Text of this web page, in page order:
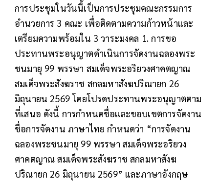
การประชุมในวันนี้เป็นการประชุมคณะกรรมการ
อำนวยการ 3 คณะ เพื่อติดตามความก้าวหน้าและ
เตรียมความพร้อมใน 3 วาระมงคล 1. การขอ
ประทานพระอนุญาตดำเนินการจัดงานฉลองพระ
ชนมายุ 99 พรรษา สมเด็จพระอริยวงศาคตญาณ
สมเด็จพระสังฆราช สกลมหาสังฆปริณายก 26
มิถุนายน 2569 โดยโปรดประทานพระอนุญาตตาม
ที่เสนอ ดังนี้ การกำหนดชื่อและขอบเขตการจัดงาน
ชื่อการจัดงาน ภาษาไทย กำหนดว่า “การจัดงาน
ฉลองพระชนมายุ 99 พรรษา สมเด็จพระอริยวง
ศาคตญาณ สมเด็จพระสังฆราช สกลมหาสังฆ
ปริณายก 26 มิถุนายน 2569” และภาษาอังกฤษ